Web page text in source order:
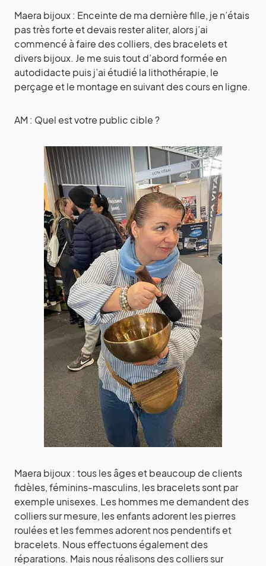
Maera bijoux : Enceinte de ma dernière fille, je n’étais
pas très forte et devais rester aliter, alors j’ai
commencé à faire des colliers, des bracelets et
divers bijoux. Je me suis tout d’abord formée en
autodidacte puis j’ai étudié la lithothérapie, le
perçage et le montage en suivant des cours en ligne.
AM : Quel est votre public cible ?
Maera bijoux : tous les âges et beaucoup de clients
fidèles, féminins-masculins, les bracelets sont par
exemple unisexes. Les hommes me demandent des
colliers sur mesure, les enfants adorent les pierres
roulées et les femmes adorent nos pendentifs et
bracelets. Nous effectuons également des
réparations. Mais nous réalisons des colliers sur